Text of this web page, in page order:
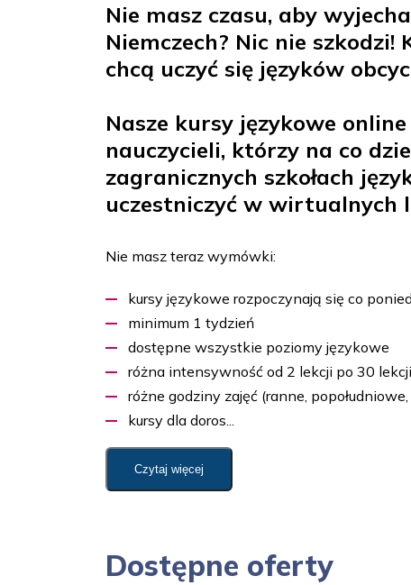
Nie masz czasu, aby
Niemczech? Nic nie
chcą uczyć się języków
Nasze kursy językowe
nauczycieli, którzy na co
zagranicznych szkołach
uczestniczyć w wirtualnych
Nie masz teraz wymówki:
kursy językowe rozpoczynają się co
minimum 1 tydzień
dostępne wszystkie poziomy językowe
różna intensywność od 2 lekcji po 30
różne godziny zajęć (ranne,
kursy dla doros...
Czytaj więcej
Dostępne oferty